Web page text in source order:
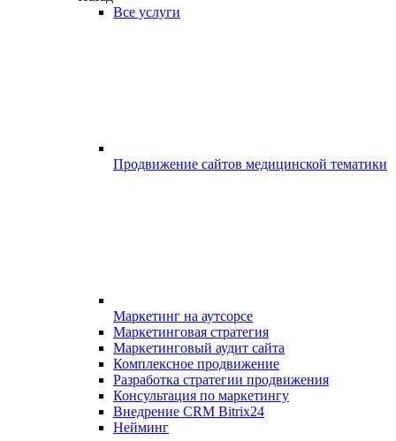
Все услуги
Продвижение сайтов медицинской тематики
Маркетинг на аутсорсе
Маркетинговая стратегия
Маркетинговый аудит сайта
Комплексное продвижение
Разработка стратегии продвижения
Консультация по маркетингу
Внедрение CRM Bitrix24
Нейминг